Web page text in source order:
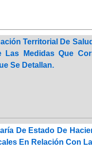
Territorial De
Medidas Que
Se Detallan.
De Estado De
En Relación Con